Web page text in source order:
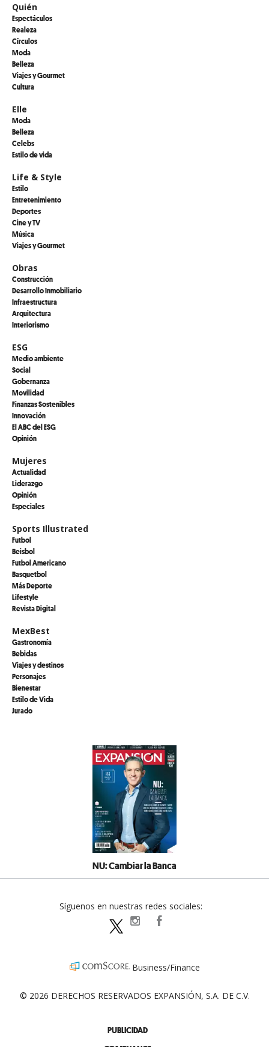
Quién
Espectáculos
Realeza
Círculos
Moda
Belleza
Viajes y Gourmet
Cultura
Elle
Moda
Belleza
Celebs
Estilo de vida
Life & Style
Estilo
Entretenimiento
Deportes
Cine y TV
Música
Viajes y Gourmet
Obras
Construcción
Desarrollo Inmobiliario
Infraestructura
Arquitectura
Interiorismo
ESG
Medio ambiente
Social
Gobernanza
Movilidad
Finanzas Sostenibles
Innovación
El ABC del ESG
Opinión
Mujeres
Actualidad
Liderazgo
Opinión
Especiales
Sports Illustrated
Futbol
Beisbol
Futbol Americano
Basquetbol
Más Deporte
Lifestyle
Revista Digital
MexBest
Gastronomía
Bebidas
Viajes y destinos
Personajes
Bienestar
Estilo de Vida
Jurado
NU: Cambiar la Banca
PUBLICIDAD
Síguenos en nuestras redes sociales:
expansionpolitica
Business/Finance
© 2026 DERECHOS RESERVADOS EXPANSIÓN, S.A. DE C.V.